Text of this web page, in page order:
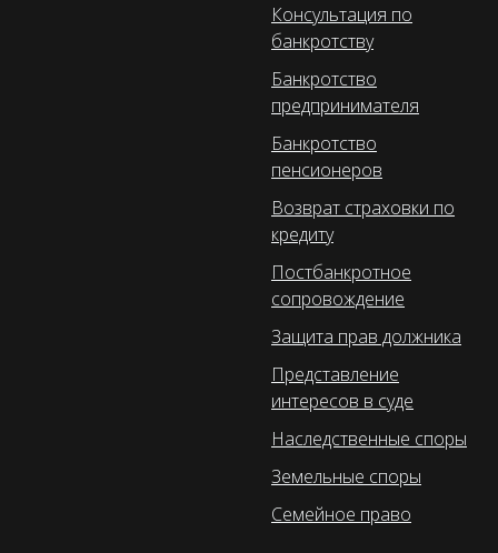
Консультация по
банкротству
Банкротство
предпринимателя
Банкротство
пенсионеров
Возврат страховки по
кредиту
Постбанкротное
сопровождение
Защита прав должника
Представление
интересов в суде
Наследственные споры
Земельные споры
Семейное право